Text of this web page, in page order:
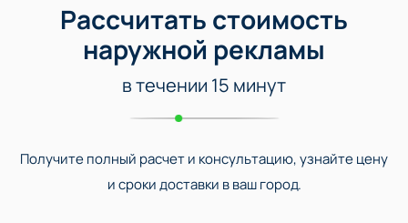
Рассчитать стоимость
наружной рекламы
в течении 15 минут
Получите полный расчет и консультацию, узнайте цену
и сроки доставки в ваш город.